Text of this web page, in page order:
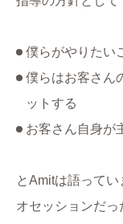
僕らがやりたい
僕らはお客さん
ットする
お客さん自身が
とAmitは語って
オセッションだっ